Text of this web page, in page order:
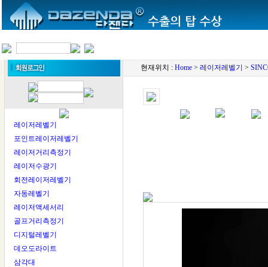
레이저레벨기
포인트레이저레벨기
레이저거리측정기
레이저수광기
회전레이저레벨기
자동레벨기
레이저액세서리
골프거리측정기
디지털레벨기
데오도라이트
삼각대
현재위치 : Home > 레이저레벨기 >